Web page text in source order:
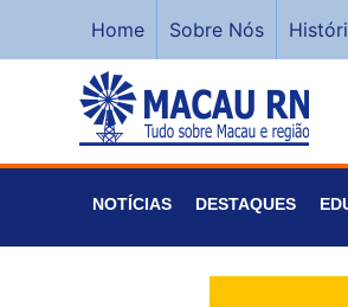
Home Sobre Nós
NOTÍCIAS DESTAQUES